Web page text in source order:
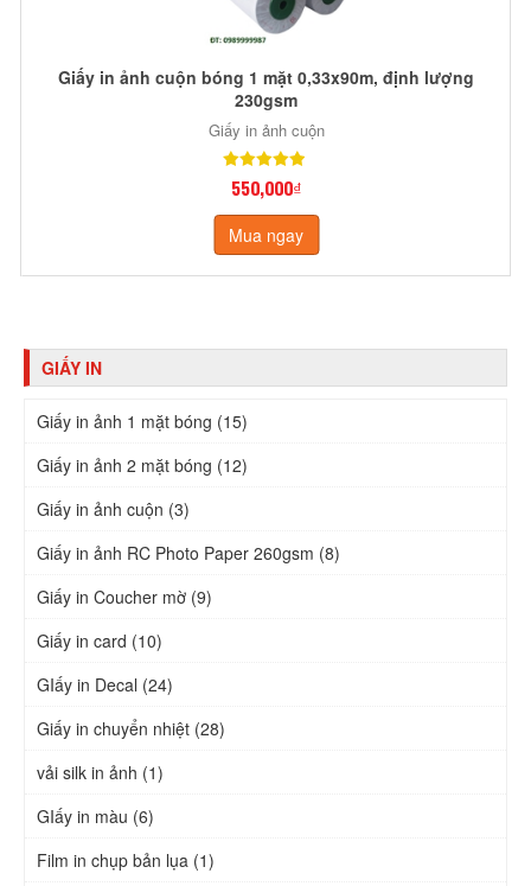
Giấy in ảnh cuộn bóng 1 mặt 0,33x90m, định lượng
230gsm
Giấy in ảnh cuộn
550,000₫
Mua ngay
GIẤY IN
Giấy in ảnh 1 mặt bóng (15)
Giấy in ảnh 2 mặt bóng (12)
Giấy in ảnh cuộn (3)
Giấy in ảnh RC Photo Paper 260gsm (8)
Giấy in Coucher mờ (9)
Giấy in card (10)
GIấy in Decal (24)
Giấy in chuyển nhiệt (28)
vải silk in ảnh (1)
GIấy in màu (6)
Film in chụp bản lụa (1)